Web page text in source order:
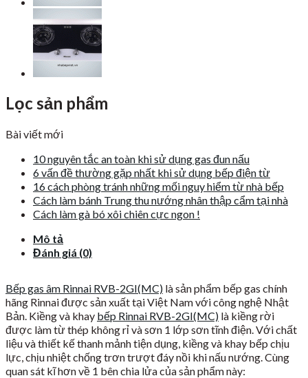
Lọc sản phẩm
Bài viết mới
10 nguyên tắc an toàn khi sử dụng gas đun nấu
6 vấn đề thường gặp nhất khi sử dụng bếp điện từ
16 cách phòng tránh những mối nguy hiểm từ nhà bếp
Cách làm bánh Trung thu nướng nhân thập cẩm tại nhà
Cách làm gà bó xôi chiên cực ngon !
Mô tả
Đánh giá (0)
Bếp gas âm Rinnai RVB-2GI(MC) là sản phẩm bếp gas chính
hãng Rinnai được sản xuất tại Việt Nam với công nghệ Nhật
Bản. Kiềng và khay bếp Rinnai RVB-2GI(MC) là kiềng rời
được làm từ thép không rỉ và sơn 1 lớp sơn tĩnh điện. Với chất
liệu và thiết kế thanh mảnh tiện dụng, kiềng và khay bếp chịu
lực, chịu nhiệt chống trơn trượt đáy nồi khi nấu nướng. Cùng
quan sát kĩ hơn về 1 bên chia lửa của sản phẩm này: